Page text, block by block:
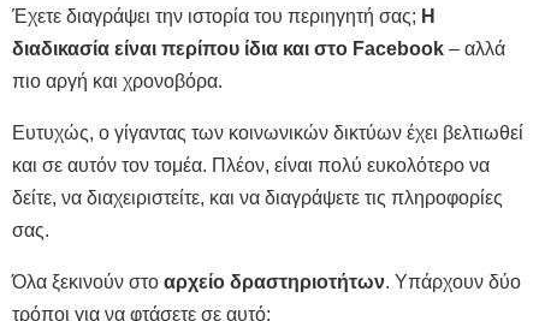
Έχετε διαγράψει την ιστορία του περιηγητή σας; Η
διαδικασία είναι περίπου ίδια και στο Facebook – αλλά
πιο αργή και χρονοβόρα.
Ευτυχώς, ο γίγαντας των κοινωνικών δικτύων έχει βελτιωθεί
και σε αυτόν τον τομέα. Πλέον, είναι πολύ ευκολότερο να
δείτε, να διαχειριστείτε, και να διαγράψετε τις πληροφορίες
σας.
Όλα ξεκινούν στο αρχείο δραστηριοτήτων. Υπάρχουν δύο
τρόποι για να φτάσετε σε αυτό: